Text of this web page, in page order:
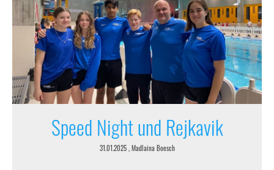
Speed Night und Rejkavik
31.01.2025, Madlaina Boesch